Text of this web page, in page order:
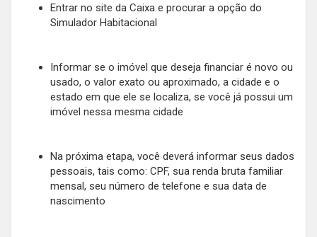
Entrar no site da Caixa e procurar a opção do
Simulador Habitacional
Informar se o imóvel que deseja financiar é novo ou
usado, o valor exato ou aproximado, a cidade e o
estado em que ele se localiza, se você já possui um
imóvel nessa mesma cidade
Na próxima etapa, você deverá informar seus dados
pessoais, tais como: CPF, sua renda bruta familiar
mensal, seu número de telefone e sua data de
nascimento